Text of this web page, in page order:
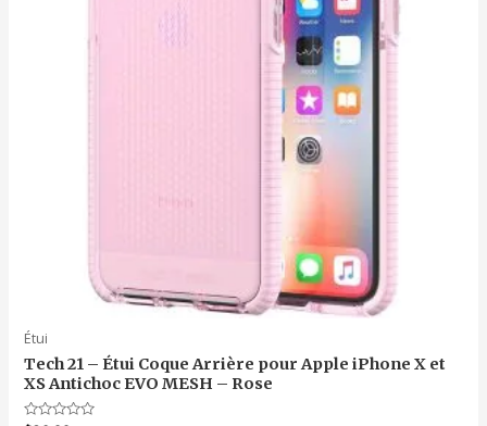
Étui
Tech 21 – Étui Coque Arrière pour Apple iPhone X et
XS Antichoc EVO MESH – Rose